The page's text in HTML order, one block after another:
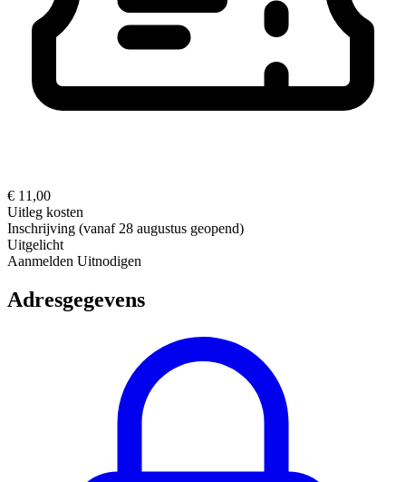
€ 11,00
Uitleg kosten
Inschrijving (vanaf 28 augustus geopend)
Uitgelicht
Aanmelden Uitnodigen
Adresgegevens